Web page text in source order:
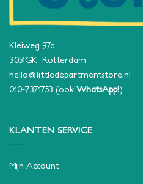
Kleiweg 97a
3051GK Rotterdam
hello@littledepartmentstore.nl
010-7371753 (ookWhatsApp!)
KLANTEN SERVICE
Mijn Account